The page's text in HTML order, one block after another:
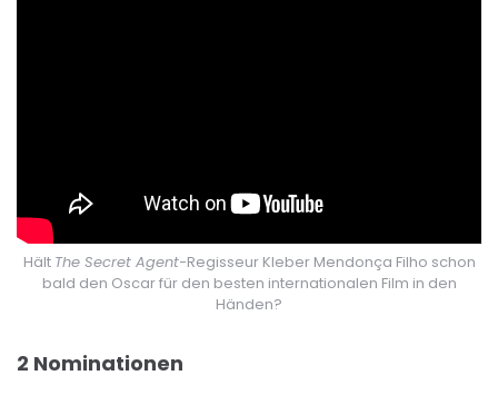
Hält The Secret Agent-Regisseur Kleber Mendonça Filho schon
bald den Oscar für den besten internationalen Film in den
Händen?
2 Nominationen